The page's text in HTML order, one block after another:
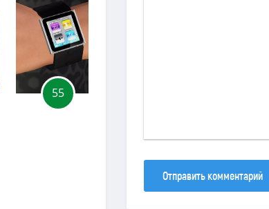
55
Отправить комментарий